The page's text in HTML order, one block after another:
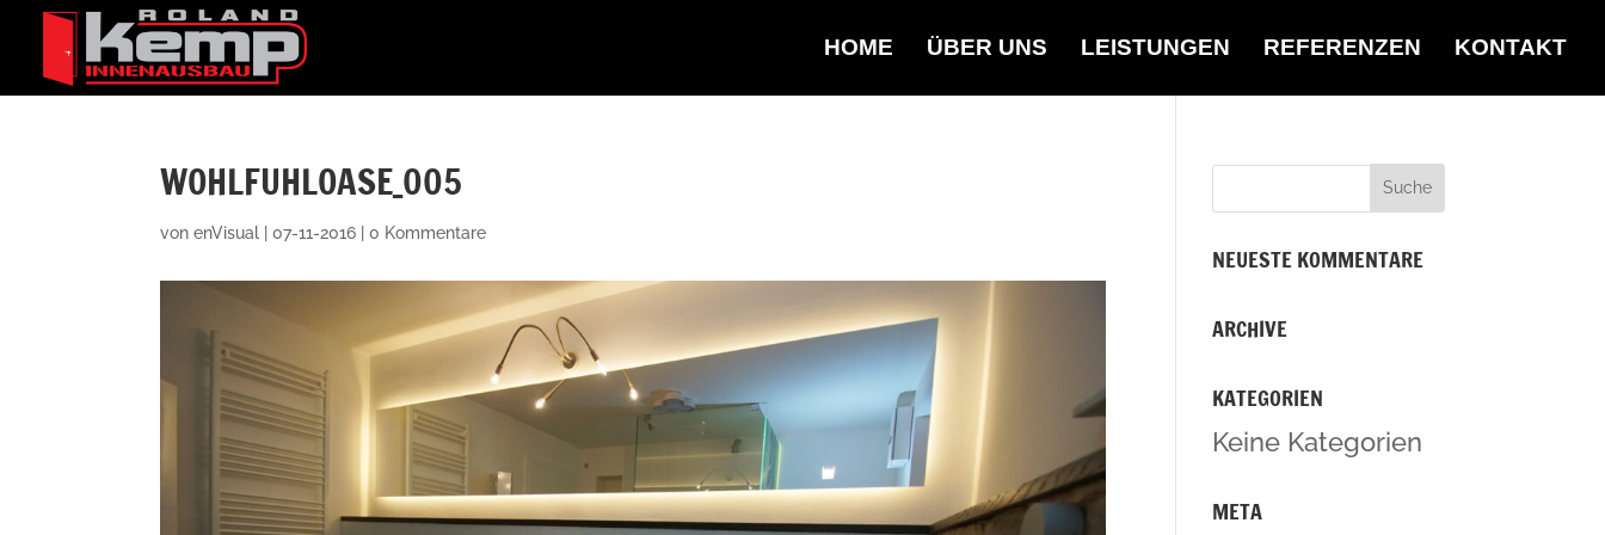
HOME ÜBER UNS LEISTUNGEN REFERENZEN KONTAKT
WOHLFUHLOASE_005
vonenVisual |07-11-2016 |0 Kommentare
NEUESTE KOMMENTARE
ARCHIVE
KATEGORIEN
Keine Kategorien
META